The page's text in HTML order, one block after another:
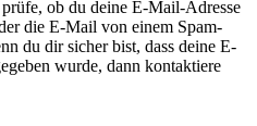
ob du deine E-Mail-Adresse
die E-Mail von einem Spam-
du dir sicher bist, dass deine E-
wurde, dann kontaktiere